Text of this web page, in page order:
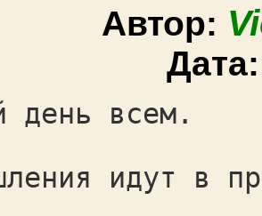
Автор:
день всем.
идут в